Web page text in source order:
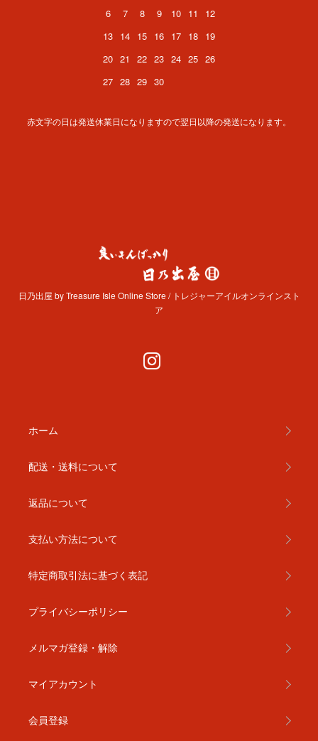
6
7 8 9 10 11
12
13 14 15 16 17 18 19
20 21 22 23 24 25 26
27 28 29 30
赤文字の日は発送休業日になりますので翌日以降の発送になります。
日乃出屋 by Treasure Isle Online Store / トレジャーアイルオンラインスト
ア
ホーム
配送・送料について
返品について
支払い方法について
特定商取引法に基づく表記
プライバシーポリシー
メルマガ登録・解除
マイアカウント
会員登録